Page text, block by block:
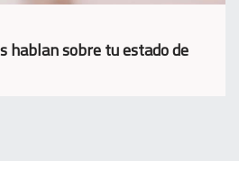
hablan sobre tu estado de